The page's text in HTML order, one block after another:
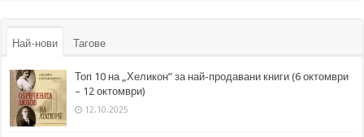
Най-нови Тагове
Топ 10 на „Хеликон” за най-продавани книги (6 октомври
– 12 октомври)
12.10.2025